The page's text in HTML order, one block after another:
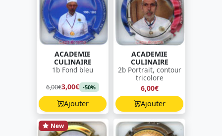
ACADEMIE
CULINAIRE
1b Fond bleu
6,00€3,00€ -50%
Ajouter
ACADEMIE
CULINAIRE
2b Portrait, contour
tricolore
6,00€
Ajouter
New